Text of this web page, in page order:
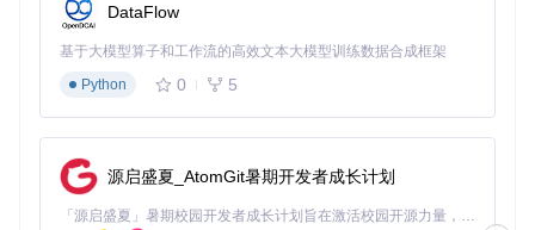
git
cd OpCore-Simplify && pip install -r
启动工具
Windows：双击运行OpCore-Simplify.bat
DataFlow
基于大模型算子和工作流的高效文本大模型训练数据合成框架
Python
0 5
源启盛夏_AtomGit暑期开发者成长计划
「源启盛夏」暑期校园开发者成长计划旨在激活校园开源力量，通过积分激励、认证扶持、资源倾斜等形式，引导高校组织和开发者完成「入驻 — 建项目 — 做贡献 — 获认证 — 得资源」的完整闭环。无论你是想带领社团入驻平台的组织者，还是希望用代码贡献证明自己的开发者，都能在这里找到属于你的成长路径。